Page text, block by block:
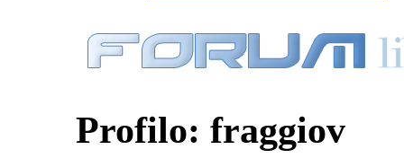
Profilo: fraggiov